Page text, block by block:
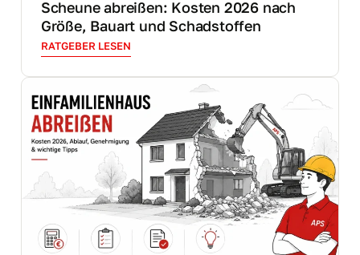
Scheune abreißen: Kosten 2026 nach
Größe, Bauart und Schadstoffen
RATGEBER LESEN